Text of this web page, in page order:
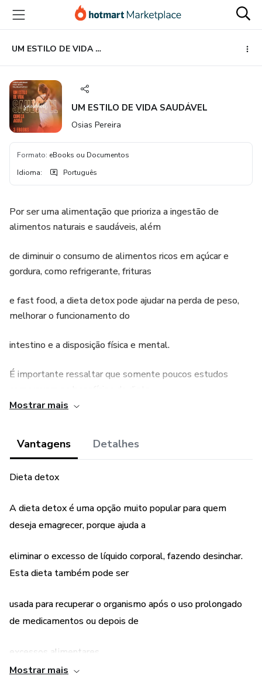
para
conteúdo
principal
para
pagamento
para
rodapé
UM ESTILO DE VIDA SAUDÁVEL
UM ESTILO DE VIDA SAUDÁVEL
Osias Pereira
Formato: eBooks ou Documentos
Idioma: Português
Por ser uma alimentação que prioriza a ingestão de
alimentos naturais e saudáveis, além
de diminuir o consumo de alimentos ricos em açúcar e
gordura, como refrigerante, frituras
e fast food, a dieta detox pode ajudar na perda de peso,
melhorar o funcionamento do
intestino e a disposição física e mental.
É importante ressaltar que somente poucos estudos
forma natural, ADQUIRA 2 EBOOKS E SAIBA MAIS
Mostrar mais
Vantagens Detalhes
Dieta detox
A dieta detox é uma opção muito popular para quem
deseja emagrecer, porque ajuda a
eliminar o excesso de líquido corporal, fazendo desinchar.
Esta dieta também pode ser
usada para recuperar o organismo após o uso prolongado
de medicamentos ou depois de
excessos alimentares
Mostrar mais